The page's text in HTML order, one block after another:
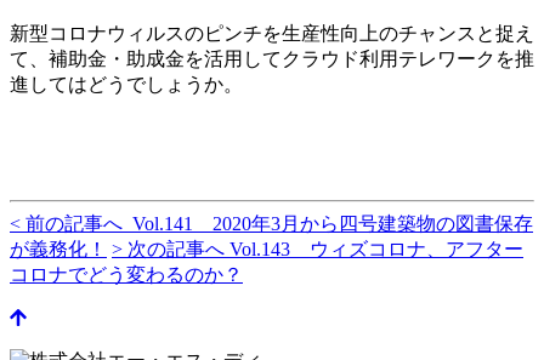
新型コロナウィルスのピンチを生産性向上のチャンスと捉え
て、補助金・助成金を活用してクラウド利用テレワークを推
進してはどうでしょうか。
< 前の記事へ Vol.141 2020年3月から四号建築物の図書保存
が義務化！
> 次の記事へ Vol.143 ウィズコロナ、アフター
コロナでどう変わるのか？